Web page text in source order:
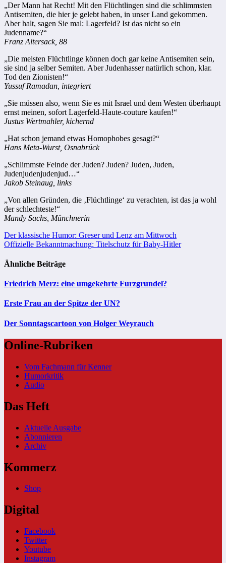
„Der Mann hat Recht! Mit den Flüchtlingen sind die schlimmsten
Antisemiten, die hier je gelebt haben, in unser Land gekommen.
Aber halt, sagen Sie mal: Lagerfeld? Ist das nicht so ein
Judenname?“
Franz Altersack, 88
„Die meisten Flüchtlinge können doch gar keine Antisemiten sein,
sie sind ja selber Semiten. Aber Judenhasser natürlich schon, klar.
Tod den Zionisten!“
Yussuf Ramadan, integriert
„Sie müssen also, wenn Sie es mit Israel und dem Westen überhaupt
ernst meinen, sofort Lagerfeld-Haute-couture kaufen!“
Justus Wertmahler, kichernd
„Hat schon jemand etwas Homophobes gesagt?“
Hans Meta-Wurst, Osnabrück
„Schlimmste Feinde der Juden? Juden? Juden, Juden,
Judenjudenjudenjud…“
Jakob Steinaug, links
„Von allen Gründen, die ‚Flüchtlinge‘ zu verachten, ist das ja wohl
der schlechteste!“
Mandy Sachs, Münchnerin
Beitragsnavigation
Der klassische Humor: Greser und Lenz am Mittwoch
Offizielle Bekanntmachung: Titelschutz für Baby-Hitler
Ähnliche Beiträge
Friedrich Merz: eine umgekehrte Furzgrundel?
Erste Frau an der Spitze der UN?
Der Sonntagscartoon von Holger Weyrauch
Online-Rubriken
Vom Fachmann für Kenner
Humorkritik
Audio
Das Heft
Aktuelle Ausgabe
Abonnieren
Archiv
Kommerz
Shop
Digital
Facebook
Twitter
Youtube
Instagram